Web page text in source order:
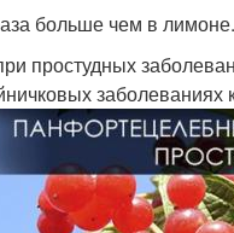
больше чем в
простудных
заболеваниях